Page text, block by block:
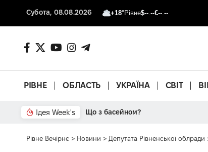
Субота, 08.08.2026 +18°Рівне$--.--€--.--
РІВНЕ ОБЛАСТЬ УКРАЇНА СВІТ
Ідея Week's Від паркану до картонки
Рівне Вечірнє > Новини > Депутата Рівненської